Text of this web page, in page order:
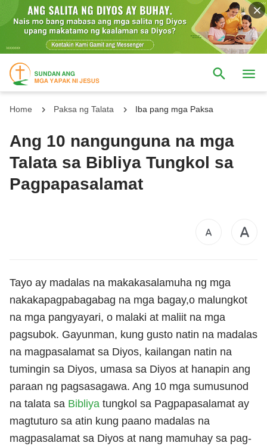
Home Paksa ng Talata Iba pang mga Paksa
Ang 10 nangunguna na mga
Talata sa Bibliya Tungkol sa
Pagpapasalamat
Tayo ay madalas na makakasalamuha ng mga
nakakapagpabagabag na mga bagay,o malungkot
na mga pangyayari, o malaki at maliit na mga
pagsubok. Gayunman, kung gusto natin na madalas
na magpasalamat sa Diyos, kailangan natin na
tumingin sa Diyos, umasa sa Diyos at hanapin ang
paraan ng pagsasagawa. Ang 10 mga sumusunod
na talata sa Bibliya tungkol sa Pagpapasalamat ay
magtuturo sa atin kung paano madalas na
magpasalamat sa Diyos at nang mamuhay sa pag-